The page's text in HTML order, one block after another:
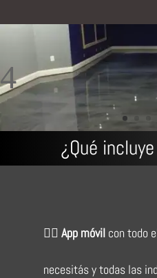
¿Qué
👉🏻 App móvilcon todo
necesitás y todas las